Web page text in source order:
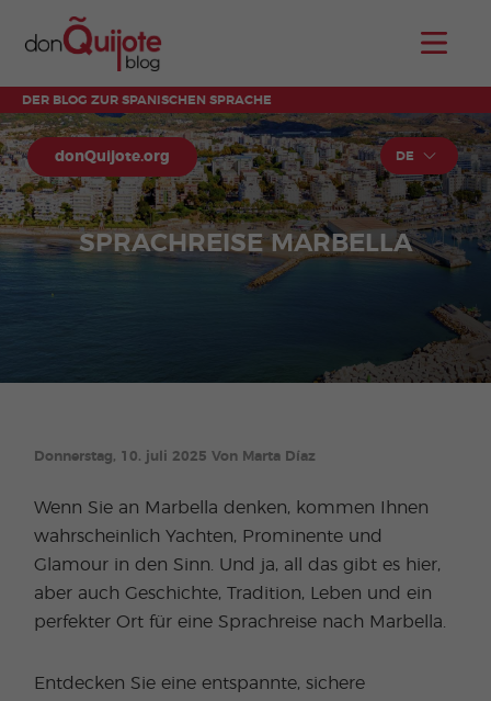
DER BLOG ZUR SPANISCHEN SPRACHE
donQuijote.org DE
SPRACHREISE MARBELLA
Donnerstag, 10. juli 2025 Von Marta Díaz
Wenn Sie an Marbella denken, kommen Ihnen
wahrscheinlich Yachten, Prominente und
Glamour in den Sinn. Und ja, all das gibt es hier,
aber auch Geschichte, Tradition, Leben und ein
perfekter Ort für eine Sprachreise nach Marbella.
Entdecken Sie eine entspannte, sichere